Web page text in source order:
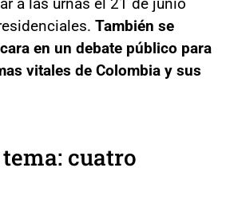
También se
en un debate público para
vitales de Colombia y sus
cuatro